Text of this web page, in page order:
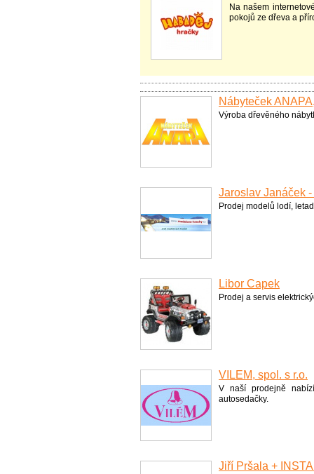
Na našem
pokojů ze dřeva a
Nábyteček
Výroba dřevěného
Jaroslav Janáček
Prodej modelů lodí,
Libor Čapek
Prodej a servis
VILÉM, spol. s r.o.
V naší prodejně
autosedačky.
Jiří Pršala +